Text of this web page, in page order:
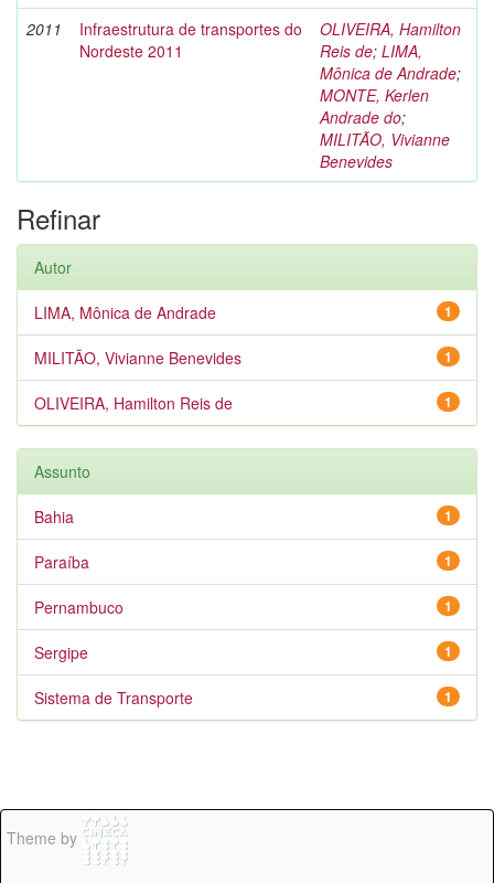
2011
Infraestrutura de transportes do
Nordeste 2011
OLIVEIRA, Hamilton
Reis de; LIMA,
Mônica de Andrade;
MONTE, Kerlen
Andrade do;
MILITÃO, Vivianne
Benevides
Refinar
Autor
1
LIMA, Mônica de Andrade
1
MILITÃO, Vivianne Benevides
1
OLIVEIRA, Hamilton Reis de
Assunto
1
Bahia
1
Paraíba
1
Pernambuco
1
Sergipe
1
Sistema de Transporte
Theme by